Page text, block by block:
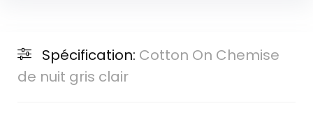
Spécification: Cotton On Chemise
de nuit gris clair